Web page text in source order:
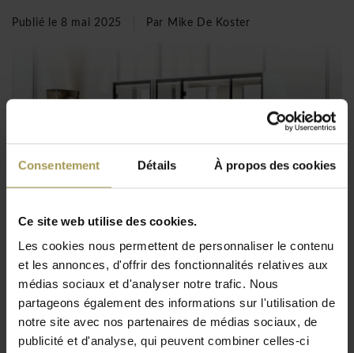
Consentement Détails À propos des cookies
Ce site web utilise des cookies.
Les cookies nous permettent de personnaliser le contenu
et les annonces, d'offrir des fonctionnalités relatives aux
médias sociaux et d'analyser notre trafic. Nous
partageons également des informations sur l'utilisation de
notre site avec nos partenaires de médias sociaux, de
publicité et d'analyse, qui peuvent combiner celles-ci
Publié le 8 mai 2025 Par Mike De Koster
Silence et Confidentialité
Dans les bureaux modernes ouverts, la demande pour
des espaces calmes et privés est élevée.
BrandNewOffice propose des cabines acoustiques,
des phonebooths et des box de réunion insonorisées